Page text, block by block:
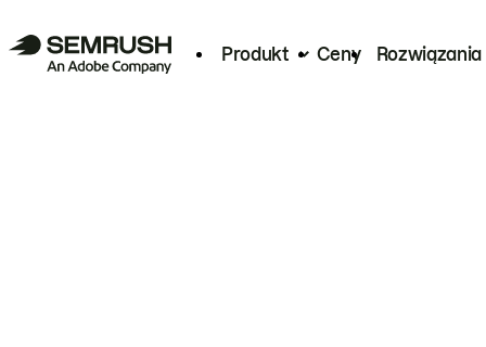
Produkt Ceny Rozwiązania